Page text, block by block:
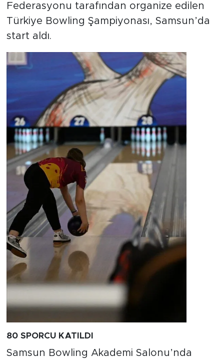
Federasyonu tarafından organize edilen
Türkiye Bowling Şampiyonası, Samsun’da
start aldı.
80 SPORCU KATILDI
Samsun Bowling Akademi Salonu’nda